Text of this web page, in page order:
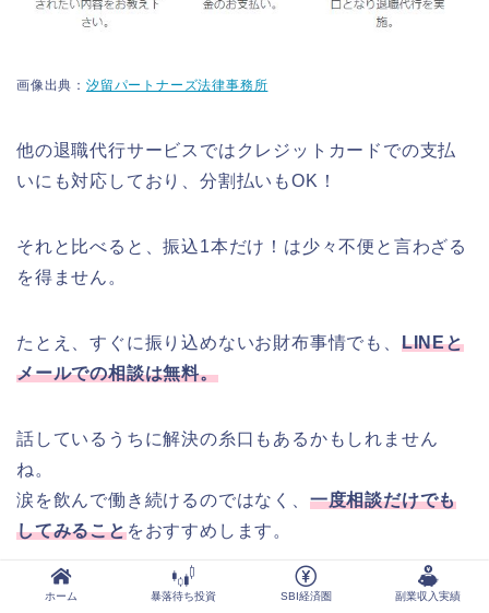
画像出典： 汐留パートナーズ法律事務所
他の退職代行サービスではクレジットカードでの支払
いにも対応しており、分割払いもOK！
それと比べると、振込1本だけ！は少々不便と言わざる
を得ません。
たとえ、すぐに振り込めないお財布事情でも、 LINEと
メールでの相談は無料。
話しているうちに解決の糸口もあるかもしれません
ね。
涙を飲んで働き続けるのではなく、 一度相談だけでも
してみることをおすすめします。
ホーム 暴落待ち投資 SBI経済圏 副業収入実績